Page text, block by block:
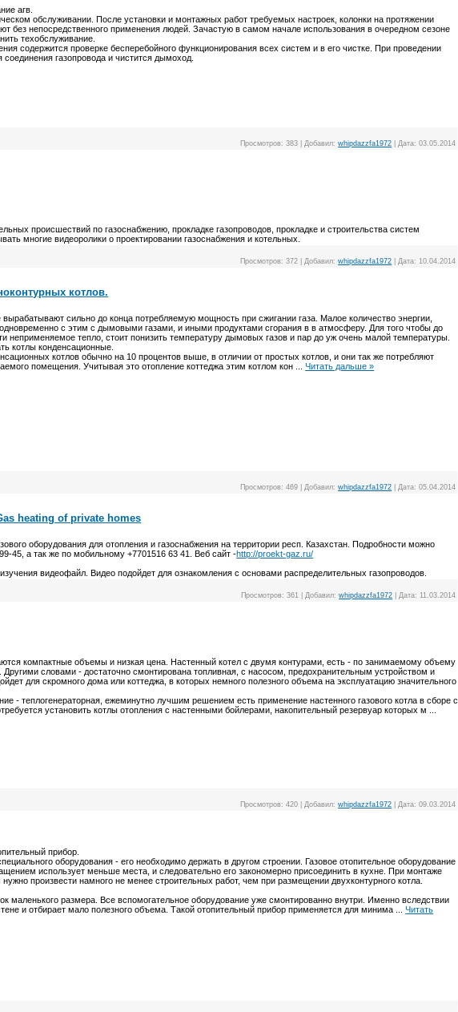
агв.
обслуживании. После установки и монтажных работ требуемых настроек, колонки на протяжении
без непосредственного применения людей. Зачастую в самом начале использования в очередном сезоне
техобслуживание.
содержится проверке бесперебойного функционирования всех систем и в его чистке. При проведении
газопровода и чистится дымоход.
Просмотров: 383 Добавил: whipdazzfa1972 Дата: 03.05.2014
происшествий по газоснабжению, прокладке газопроводов, прокладке и строительства систем
многие видеоролики о проектировании газоснабжения и котельных.
Просмотров: 372 Добавил: whipdazzfa1972 Дата: 10.04.2014
котлов.
сильно до конца потребляемую мощность при сжигании газа. Малое количество энергии,
с этим с дымовыми газами, и иными продуктами сгорания в в атмосферу. Для того чтобы до
неприменяемое тепло, стоит понизить температуру дымовых газов и пар до уж очень малой температуры.
котлы конденсационные.
котлов обычно на 10 процентов выше, в отличии от простых котлов, и они так же потребляют
помещения. Учитывая это отопление коттеджа этим котлом кон
...Читать дальше »
Просмотров: 469 Добавил: whipdazzfa1972 Дата: 05.04.2014
heating of private homes
оборудования для отопления и газоснабжения на территории респ. Казахстан. Подробности можно
45, а так же по мобильному +7701516 63 41. Веб сайт -http://proekt-gaz.ru/
видеофайл. Видео подойдет для ознакомления с основами распределительных газопроводов.
Просмотров: 361 Добавил: whipdazzfa1972 Дата: 11.03.2014
компактные объемы и низкая цена. Настенный котел с двумя контурами, есть - по занимаемому объему
словами - достаточно смонтирована топливная, с насосом, предохранительным устройством и
для скромного дома или коттеджа, в которых немного полезного объема на эксплуатацию значительного
- теплогенераторная, ежеминутно лучшим решением есть применение настенного газового котла в сборе с
установить котлы отопления с настенными бойлерами, накопительный резервуар которых м
Просмотров: 420 Добавил: whipdazzfa1972 Дата: 09.03.2014
прибор.
оборудования - его необходимо держать в другом строении. Газовое отопительное оборудование
использует меньше места, и следовательно его закономерно присоединить в кухне. При монтаже
произвести намного не менее строительных работ, чем при размещении двухконтурного котла.
маленького размера. Все вспомогательное оборудование уже смонтированно внутри. Именно вследствии
и отбирает мало полезного объема. Такой отопительный прибор применяется для минима
...Читать